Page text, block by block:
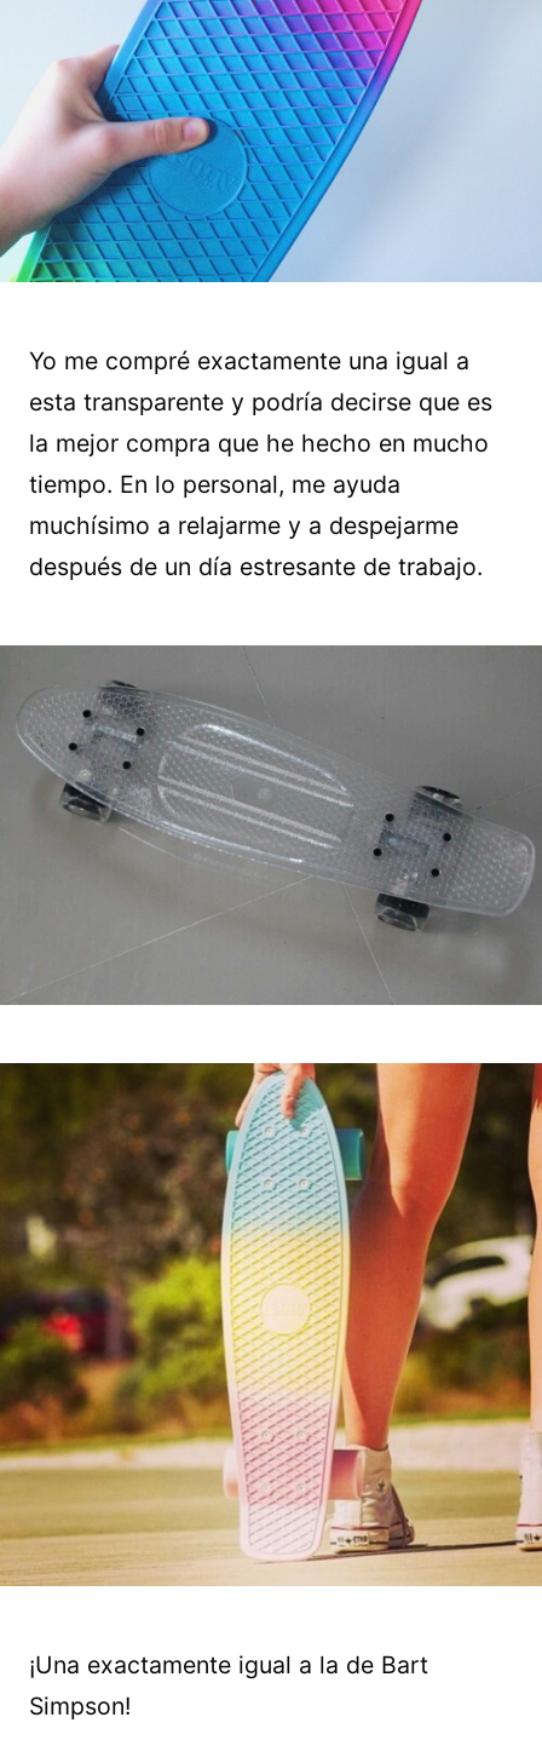
Yo me compré exactamente una igual a
esta transparente y podría decirse que es
la mejor compra que he hecho en mucho
tiempo. En lo personal, me ayuda
muchísimo a relajarme y a despejarme
después de un día estresante de trabajo.
¡Una exactamente igual a la de Bart
Simpson!